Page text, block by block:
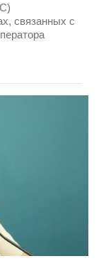
связанных с